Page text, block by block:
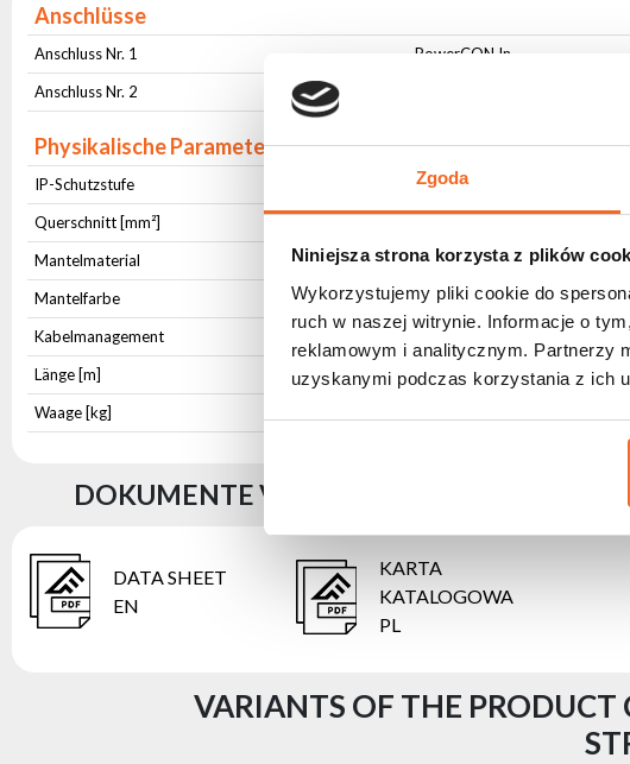
Zgoda
Niniejsza strona korzysta z plików
Wykorzystujemy pliki cookie do
ruch w naszej witrynie. Informacje o
reklamowym i analitycznym. Partnerzy
uzyskanymi podczas korzystania z ich
Anschlüsse
Anschluss Nr. 1
PowerCON In
Anschluss Nr. 2
Physikalische Parameter
IP-Schutzstufe
IP20
Querschnitt [mm²]
Mantelmaterial
OWY
Mantelfarbe
Schwarz
Kabelmanagement
Klett-Kabelbinder
Länge [m]
0,5
Waage [kg]
DOKUMENTE VORHANDEN CABLE
DATA SHEET
EN
KARTA
KATALOGOWA
PL
VARIANTS OF THE